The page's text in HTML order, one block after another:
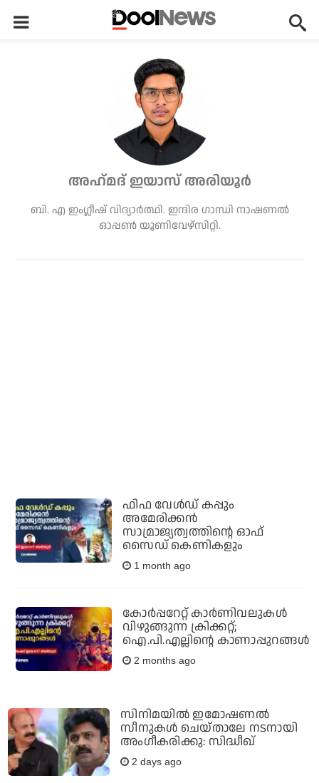
അഹ്‌മദ് ഇയാസ് അരിയൂർ
ബി. എ ഇംഗ്ലീഷ് വിദ്യാർത്ഥി. ഇന്ദിര ഗാന്ധി നാഷണൽ
ഓപ്പൺ യൂണിവേഴ്സിറ്റി.
ഫിഫ വേള്‍ഡ് കപ്പും
അമേരിക്കന്‍
സാമ്രാജ്യത്വത്തിന്റെ ഓഫ്
സൈഡ് കെണികളും
1 month ago
കോര്‍പ്പറേറ്റ് കാര്‍ണിവലുകള്‍
വിഴുങ്ങുന്ന ക്രിക്കറ്റ്;
ഐ.പി.എല്ലിന്റെ കാണാപ്പുറങ്ങള്‍
2 months ago
സിനിമയിൽ ഇമോഷണൽ
സീനുകൾ ചെയ്‍താലേ നടനായി
അംഗീകരിക്കു: സിദ്ധീഖ്
2 days ago